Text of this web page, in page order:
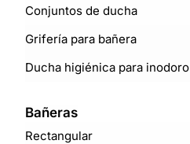
Conjuntos de ducha
Grifería para bañera
Ducha higiénica para inodoro
Bañeras
Rectangular